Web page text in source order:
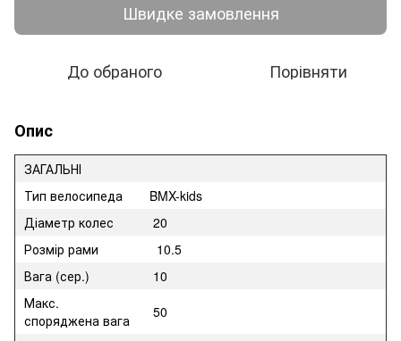
Швидке замовлення
До обраного Порівняти
Опис
ЗАГАЛЬНІ
Тип велосипеда
BMX-kids
Діаметр колес
20
Розмір рами
10.5
Вага (сер.)
10
Макс.
споряджена вага
50